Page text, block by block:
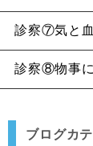
診察⑦気と
診察⑧物事
ブログカ